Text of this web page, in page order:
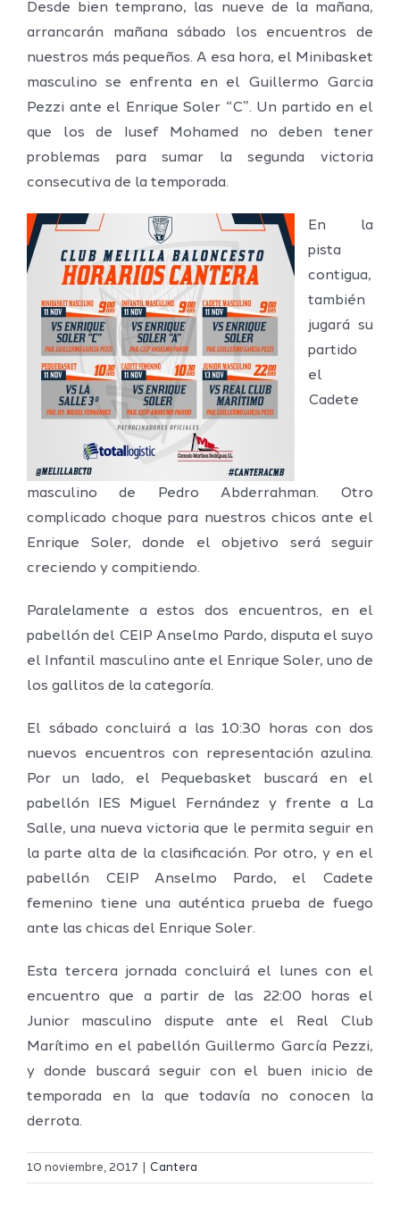
Desde bien temprano, las nueve de la mañana,
arrancarán mañana sábado los encuentros de
nuestros más pequeños. A esa hora, el Minibasket
masculino se enfrenta en el Guillermo Garcia
Pezzi ante el Enrique Soler “C”. Un partido en el
que los de Iusef Mohamed no deben tener
problemas para sumar la segunda victoria
consecutiva de la temporada.
En la
pista
contigua,
también
jugará su
partido
el
Cadete
masculino de Pedro Abderrahman. Otro
complicado choque para nuestros chicos ante el
Enrique Soler, donde el objetivo será seguir
creciendo y compitiendo.
Paralelamente a estos dos encuentros, en el
pabellón del CEIP Anselmo Pardo, disputa el suyo
el Infantil masculino ante el Enrique Soler, uno de
los gallitos de la categoría.
El sábado concluirá a las 10:30 horas con dos
nuevos encuentros con representación azulina.
Por un lado, el Pequebasket buscará en el
pabellón IES Miguel Fernández y frente a La
Salle, una nueva victoria que le permita seguir en
la parte alta de la clasificación. Por otro, y en el
pabellón CEIP Anselmo Pardo, el Cadete
femenino tiene una auténtica prueba de fuego
ante las chicas del Enrique Soler.
Esta tercera jornada concluirá el lunes con el
encuentro que a partir de las 22:00 horas el
Junior masculino dispute ante el Real Club
Marítimo en el pabellón Guillermo García Pezzi,
y donde buscará seguir con el buen inicio de
temporada en la que todavía no conocen la
derrota.
10 noviembre, 2017 Cantera